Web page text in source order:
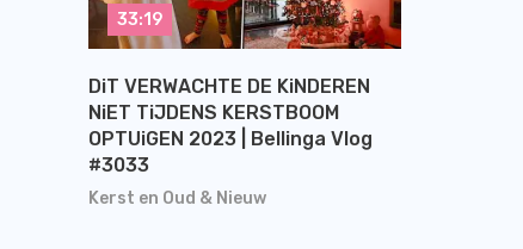
Kerst en Oud & Nieuw
DiT VERWACHTE DE KiNDEREN
NiET TiJDENS KERSTBOOM
OPTUiGEN 2023 | Bellinga Vlog
#3033
33:19